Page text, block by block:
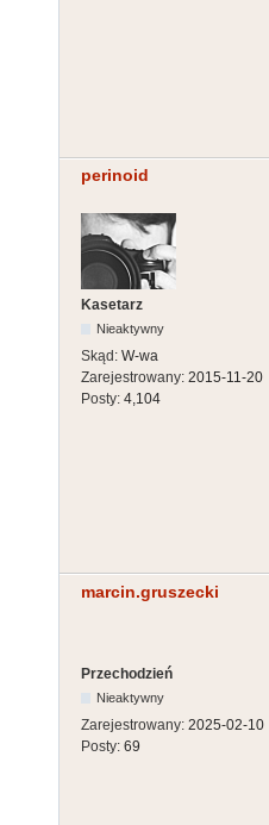
perinoid
Kasetarz
Nieaktywny
Skąd: W-wa
Zarejestrowany: 2015-11-20
Posty: 4,104
marcin.gruszecki
Przechodzień
Nieaktywny
Zarejestrowany: 2025-02-10
Posty: 69